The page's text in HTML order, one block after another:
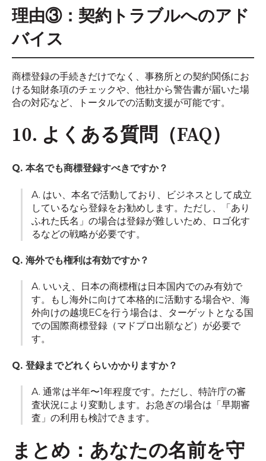
理由③：契約トラブルへのアド
バイス
商標登録の手続きだけでなく、事務所との契約関係にお
ける知財条項のチェックや、他社から警告書が届いた場
合の対応など、トータルでの活動支援が可能です。
10. よくある質問（FAQ）
Q. 本名でも商標登録すべきですか？
A. はい、本名で活動しており、ビジネスとして成立
しているなら登録をお勧めします。ただし、「あり
ふれた氏名」の場合は登録が難しいため、ロゴ化す
るなどの戦略が必要です。
Q. 海外でも権利は有効ですか？
A. いいえ、日本の商標権は日本国内でのみ有効で
す。もし海外に向けて本格的に活動する場合や、海
外向けの越境ECを行う場合は、ターゲットとなる国
での国際商標登録（マドプロ出願など）が必要で
す。
Q. 登録までどれくらいかかりますか？
A. 通常は半年〜1年程度です。ただし、特許庁の審
査状況により変動します。お急ぎの場合は「早期審
査」の利用も検討できます。
まとめ：あなたの名前を守